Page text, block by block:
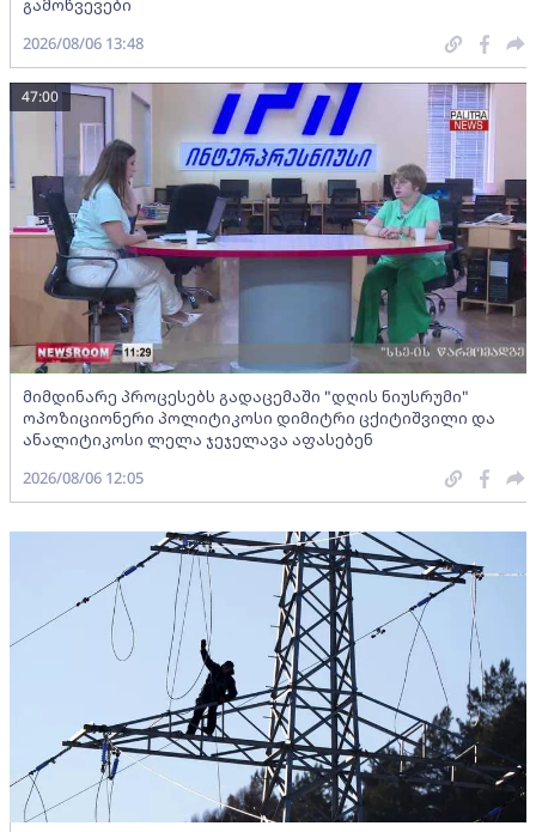
გამოწვევები
2026/08/06 13:48
მიმდინარე პროცესებს გადაცემაში "დღის ნიუსრუმი"
ოპოზიციონერი პოლიტიკოსი დიმიტრი ცქიტიშვილი და
ანალიტიკოსი ლელა ჯეჯელავა აფასებენ
47:00
2026/08/06 12:05